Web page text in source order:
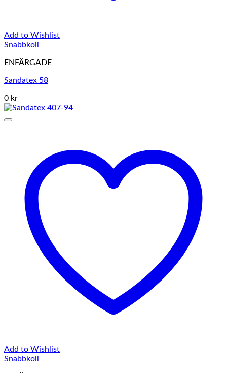
Add to Wishlist
Snabbkoll
ENFÄRGADE
Sandatex 58
0 kr
Add to Wishlist
Snabbkoll